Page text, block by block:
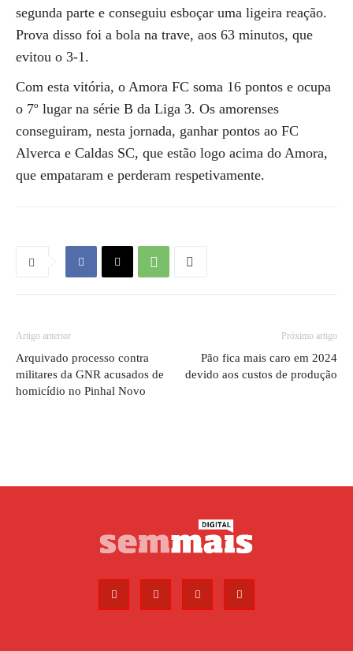
segunda parte e conseguiu esboçar uma ligeira reação.
Prova disso foi a bola na trave, aos 63 minutos, que
evitou o 3-1.
Com esta vitória, o Amora FC soma 16 pontos e ocupa
o 7º lugar na série B da Liga 3. Os amorenses
conseguiram, nesta jornada, ganhar pontos ao FC
Alverca e Caldas SC, que estão logo acima do Amora,
que empataram e perderam respetivamente.
Artigo anterior
Arquivado processo contra
militares da GNR acusados de
homicídio no Pinhal Novo
Próximo artigo
Pão fica mais caro em 2024
devido aos custos de produção